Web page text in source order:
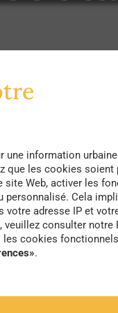
de la
effet à
travail, des
insuffisante, en
en bonne santé
pour les enfants
de 8
les maladies
ne sont
d’activité
une information
que les cookies soient
site Web, activer les
personnalisé. Cela
votre adresse IP et
consulter notre
cookies
.